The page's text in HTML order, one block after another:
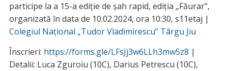
participe la a 15-a ediție de șah rapid, ediția „Făurar”,
organizată în data de 10.02.2024, ora 10:30, s11etaj |
Colegiul Național „Tudor Vladimirescu” Târgu Jiu
Înscrieri: https://forms.gle/LFsJj3w6LLh3mw5z8 |
Detalii: Luca Zguroiu (10C), Darius Petrescu (10C),